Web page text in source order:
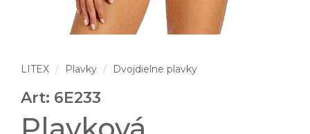
LITEX Plavky Dvojdielne plavky
Art: 6E233